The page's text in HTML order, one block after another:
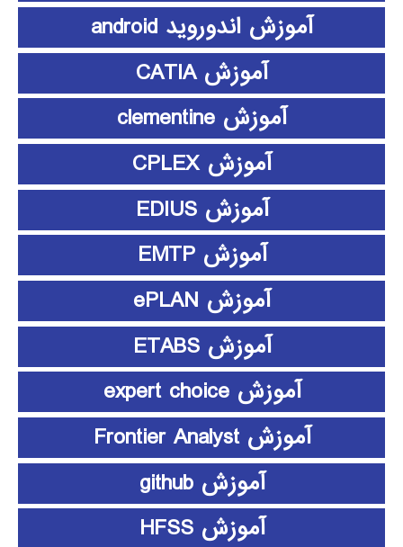
آموزش اندوروید android
آموزش CATIA
آموزش clementine
آموزش CPLEX
آموزش EDIUS
آموزش EMTP
آموزش ePLAN
آموزش ETABS
آموزش expert choice
آموزش Frontier Analyst
آموزش github
آموزش HFSS